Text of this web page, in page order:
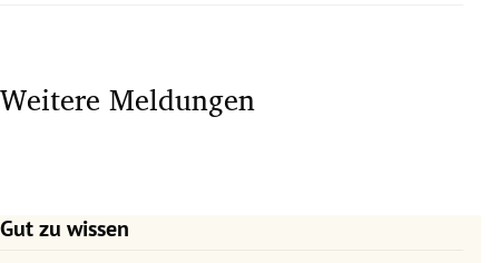
Weitere Meldungen
Gut zu wissen
Slide 1 von 7